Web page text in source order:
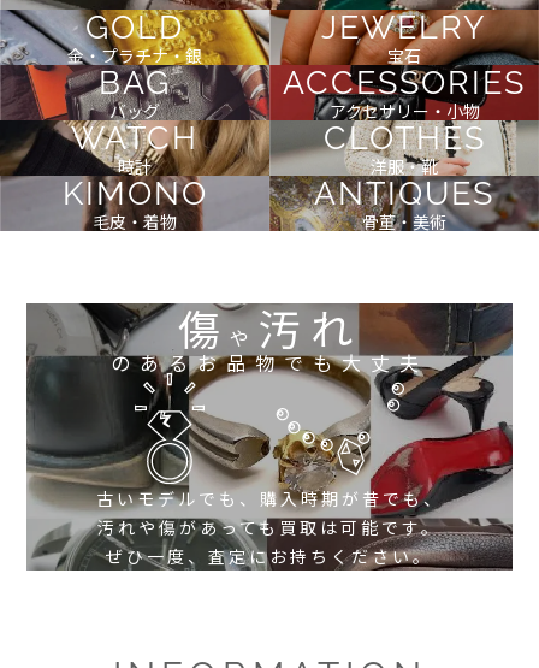
GOLD
金・プラチナ・銀
JEWELRY
宝石
BAG
バッグ
ACCESSORIES
アクセサリー・小物
WATCH
時計
CLOTHES
洋服・靴
KIMONO
毛皮・着物
ANTIQUES
骨董・美術
傷や 汚れ
のあるお品物でも大丈夫
古いモデルでも、購入時期が昔でも、
汚れや傷があっても買取は可能です。
ぜひ一度、査定にお持ちください。